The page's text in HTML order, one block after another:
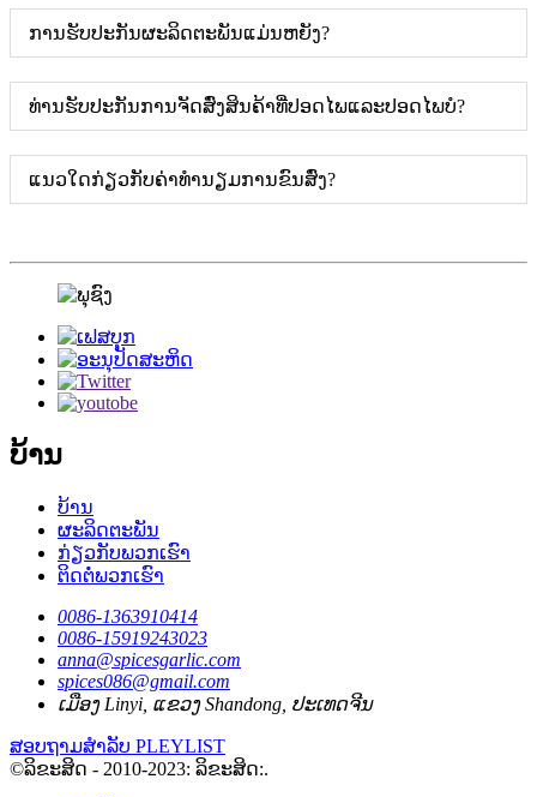
ການຮັບປະກັນຜະລິດຕະພັນແມ່ນຫຍັງ?
ທ່ານຮັບປະກັນການຈັດສົ່ງສິນຄ້າທີ່ປອດໄພແລະປອດໄພບໍ?
ແນວໃດກ່ຽວກັບຄ່າທໍານຽມການຂົນສົ່ງ?
ບ້ານ
ບ້ານ
ຜະລິດຕະພັນ
ກ່ຽວກັບພວກເຮົາ
ຕິດຕໍ່ພວກເຮົາ
0086-1363910414
0086-15919243023
anna@spicesgarlic.com
spices086@gmail.com
ເມືອງ Linyi, ແຂວງ Shandong, ປະເທດຈີນ
ສອບຖາມສໍາລັບ PLEYLIST
©ລິຂະສິດ - 2010-2023: ລິຂະສິດ:.